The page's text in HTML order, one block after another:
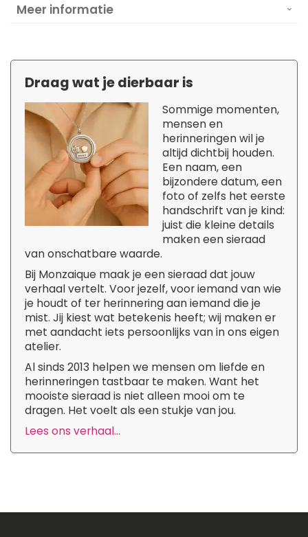
Meer informatie
Draag wat je dierbaar is
Sommige momenten,
mensen en
herinneringen wil je
altijd dichtbij houden.
Een naam, een
bijzondere datum, een
foto of zelfs het eerste
handschrift van je kind:
juist die kleine details
maken een sieraad
van onschatbare waarde.
Bij Monzaique maak je een sieraad dat jouw
verhaal vertelt. Voor jezelf, voor iemand van wie
je houdt of ter herinnering aan iemand die je
mist. Jij kiest wat betekenis heeft; wij maken er
met aandacht iets persoonlijks van in ons eigen
atelier.
Al sinds 2013 helpen we mensen om liefde en
herinneringen tastbaar te maken. Want het
mooiste sieraad is niet alleen mooi om te
dragen. Het voelt als een stukje van jou.
Lees ons verhaal...